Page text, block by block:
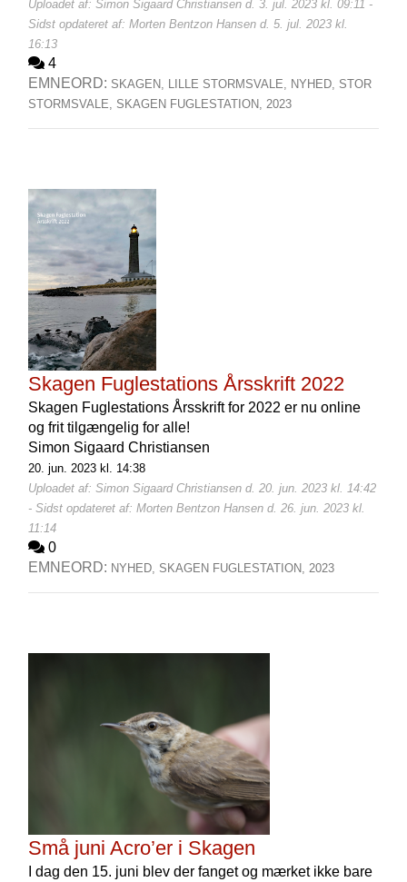
Uploadet af: Simon Sigaard Christiansen d. 3. jul. 2023 kl. 09:11 -
Sidst opdateret af: Morten Bentzon Hansen d. 5. jul. 2023 kl.
16:13
4
EMNEORD: SKAGEN, LILLE STORMSVALE, NYHED, STOR
STORMSVALE, SKAGEN FUGLESTATION, 2023
Skagen Fuglestations Årsskrift 2022
Skagen Fuglestations Årsskrift for 2022 er nu online
og frit tilgængelig for alle!
Simon Sigaard Christiansen
20. jun. 2023 kl. 14:38
Uploadet af: Simon Sigaard Christiansen d. 20. jun. 2023 kl. 14:42
- Sidst opdateret af: Morten Bentzon Hansen d. 26. jun. 2023 kl.
11:14
0
EMNEORD: NYHED, SKAGEN FUGLESTATION, 2023
Små juni Acro’er i Skagen
I dag den 15. juni blev der fanget og mærket ikke bare